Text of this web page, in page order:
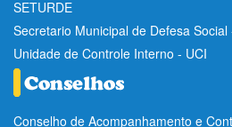
SETURDE
Secretario Municipal de Defesa Social
Unidade de Controle Interno - UCI
Conselho de Acompanhamento e